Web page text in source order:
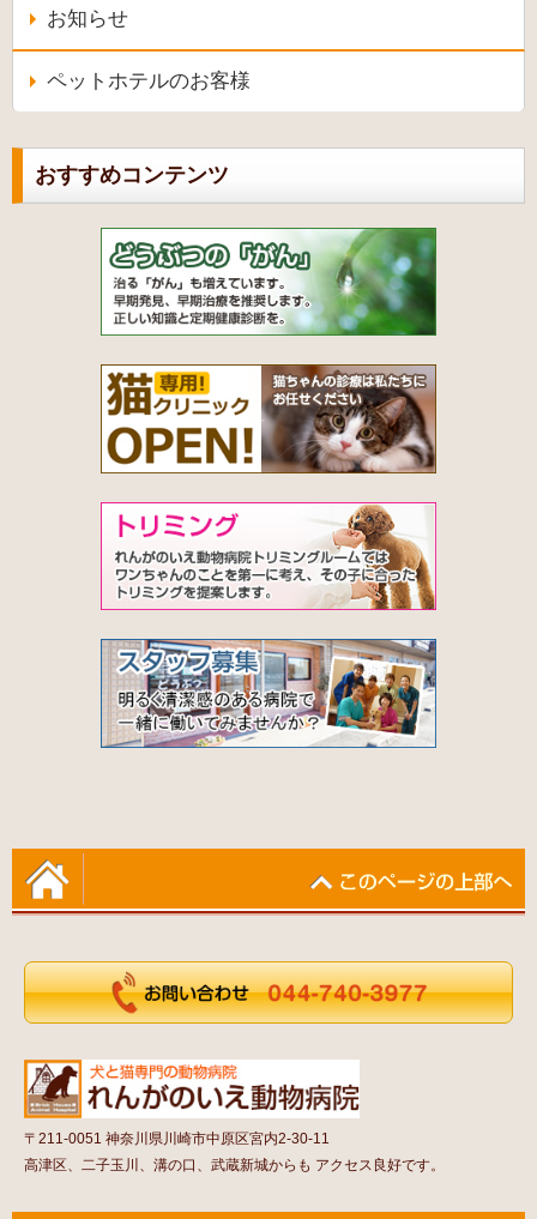
お知らせ
ペットホテルのお客様
おすすめコンテンツ
〒211-0051 神奈川県川崎市中原区宮内2-30-11
高津区、二子玉川、溝の口、武蔵新城からも アクセス良好です。